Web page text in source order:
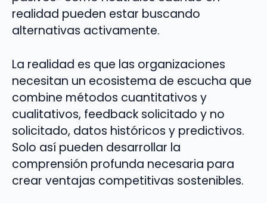
realidad pueden estar buscando
alternativas activamente.
La realidad es que las organizaciones
necesitan un ecosistema de escucha que
combine métodos cuantitativos y
cualitativos, feedback solicitado y no
solicitado, datos históricos y predictivos.
Solo así pueden desarrollar la
comprensión profunda necesaria para
crear ventajas competitivas sostenibles.